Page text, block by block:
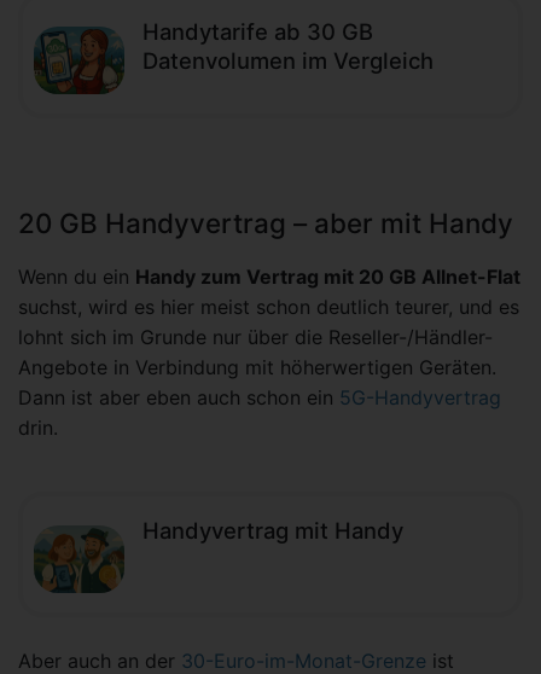
Handytarife ab 30 GB
Datenvolumen im Vergleich
20 GB Handyvertrag – aber mit Handy
Wenn du ein Handy zum Vertrag mit 20 GB Allnet-Flat
suchst, wird es hier meist schon deutlich teurer, und es
lohnt sich im Grunde nur über die Reseller-/Händler-
Angebote in Verbindung mit höherwertigen Geräten.
Dann ist aber eben auch schon ein 5G-Handyvertrag
drin.
Handyvertrag mit Handy
Aber auch an der 30-Euro-im-Monat-Grenze ist